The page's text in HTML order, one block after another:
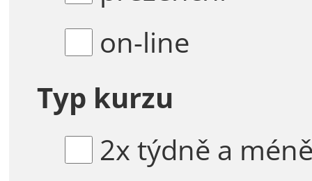
on-line
Typ kurzu
2x týdně a